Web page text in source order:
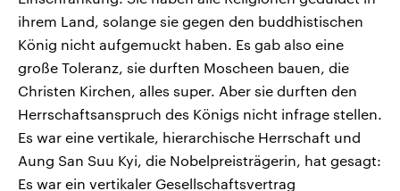
ihrem Land, solange sie gegen den buddhistischen
König nicht aufgemuckt haben. Es gab also eine
große Toleranz, sie durften Moscheen bauen, die
Christen Kirchen, alles super. Aber sie durften den
Herrschaftsanspruch des Königs nicht infrage stellen.
Es war eine vertikale, hierarchische Herrschaft und
Aung San Suu Kyi, die Nobelpreisträgerin, hat gesagt:
Es war ein vertikaler Gesellschaftsvertrag